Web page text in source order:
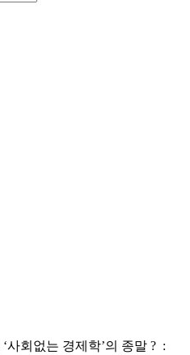
사회없는 경제학’의 종말 ? :